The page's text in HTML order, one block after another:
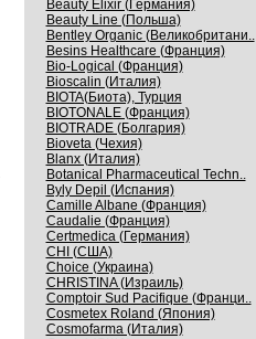
Beauty Elixir (Германия)
Beauty Line (Польша)
Bentley Organic (Великобритани..
Besins Healthcare (Франция)
Bio-Logical (Франция)
Bioscalin (Италия)
BIOTA(Биота), Турция
BIOTONALE (Франция)
BIOTRADE (Болгария)
Bioveta (Чехия)
Blanx (Италия)
Botanical Pharmaceutical Techn..
Byly Depil (Испания)
Camille Albane (Франция)
Caudalie (Франция)
Certmedica (Германия)
CHI (США)
Choice (Украина)
CHRISTINA (Израиль)
Comptoir Sud Pacifique (Франци..
Cosmetex Roland (Япония)
Cosmofarma (Италия)